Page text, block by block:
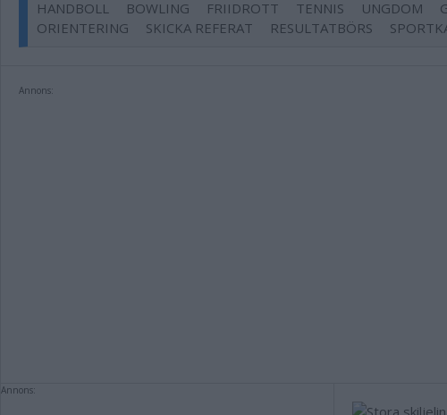
HANDBOLL
BOWLING FRIIDROTT TENNIS UNGDOM
ORIENTERING
SKICKA REFERAT RESULTATBÖRS
Annons:
Annons: